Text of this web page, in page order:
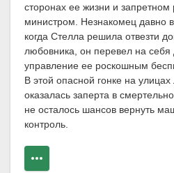
сторонах ее жизни и
министром.​ Незнакомец давно
когда Стелла решила отвезти
любовника, он перевел на себя
управление ее роскошным
В этой опасной гонке на
оказалась заперта в
не осталось шансов вернуть
контроль.